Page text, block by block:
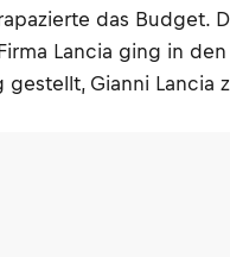
das Budget.
Lancia ging in
Gianni Lancia